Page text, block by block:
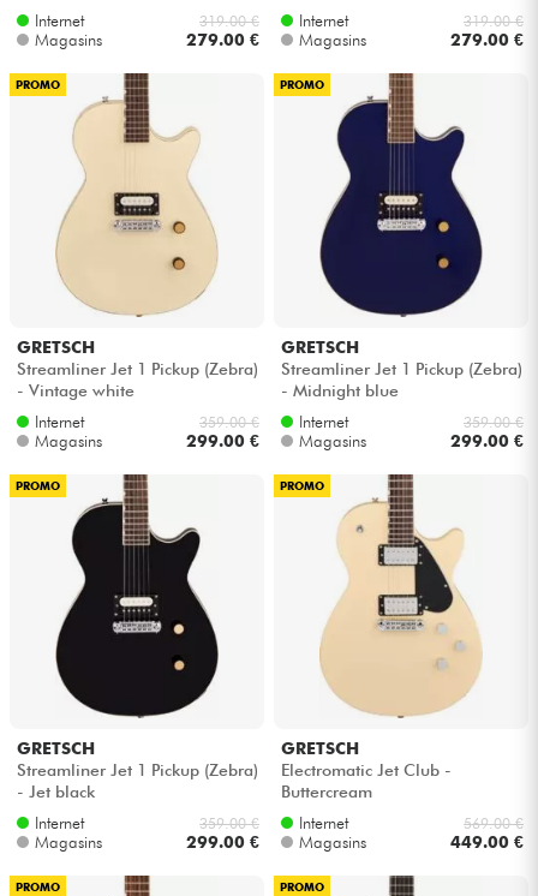
Internet
Magasins
319.00 €
279.00 €
Internet
Magasins
319.00 €
279.00 €
PROMO
GRETSCH
Streamliner Jet 1 Pickup (Zebra)
- Vintage white
Internet
Magasins
359.00 €
299.00 €
PROMO
GRETSCH
Streamliner Jet 1 Pickup (Zebra)
- Midnight blue
Internet
Magasins
359.00 €
299.00 €
PROMO
GRETSCH
Streamliner Jet 1 Pickup (Zebra)
- Jet black
Internet
Magasins
359.00 €
299.00 €
PROMO
GRETSCH
Electromatic Jet Club -
Buttercream
Internet
Magasins
569.00 €
449.00 €
PROMO PROMO